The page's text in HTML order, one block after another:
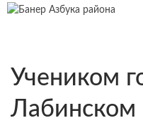
Учеником
Лабинском